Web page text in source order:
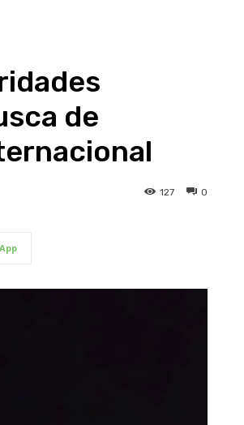
de
0
127